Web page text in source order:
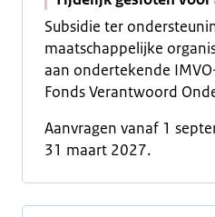
Subsidie ter
maatschappelijke
aan ondertekende
Fonds Verantwoord
Aanvragen vanaf 1
31 maart 2027.